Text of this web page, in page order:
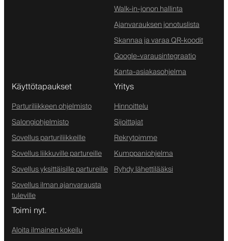
Walk-in-jonon hallinta
Ajanvarauksen jonotuslista
Skannaa ja varaa QR-koodit
Google-varausintegraatio
Kanta-asiakasohjelma
Käyttötapaukset
Parturiliikkeen ohjelmisto
Salongiohjelmisto
Sovellus parturiliikkeille
Sovellus liikkuville partureille
Sovellus yksittäisille partureille
Sovellus ilman ajanvarausta
tuleville
Yritys
Hinnoittelu
Sijoittajat
Rekrytoimme
Kumppaniohjelma
Ryhdy lähettilääksi
Toimi nyt.
Aloita ilmainen kokeilu